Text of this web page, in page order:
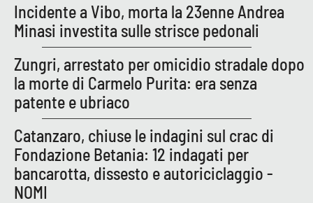
Reggio Calabria
Cosenza
Lamezia Terme
PROGETTI
SPECIALI
Buona Sanità Calabria
Incidente a Vibo, morta la 23enne Andrea
Minasi investita sulle strisce pedonali
Zungri, arrestato per omicidio stradale dopo
la morte di Carmelo Purita: era senza
patente e ubriaco
Catanzaro, chiuse le indagini sul crac di
Fondazione Betania: 12 indagati per
bancarotta, dissesto e autoriciclaggio -
NOMI